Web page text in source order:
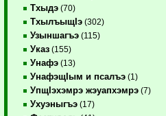
Тхыдэ (70)
ТхылъыщIэ (302)
Узыншагъэ (115)
Указ (155)
Унафэ (13)
УнафэщIым и псалъэ (1)
УпщIэхэмрэ жэуапхэмрэ (7)
Ухуэныгъэ (17)